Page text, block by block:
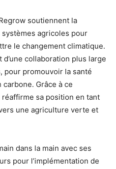
soutiennent la
agricoles pour
le changement climatique.
d’une collaboration plus large
pour promouvoir la santé
Grâce à ce
sa position en tant
une agriculture verte et
dans la main avec ses
pour l’implémentation de